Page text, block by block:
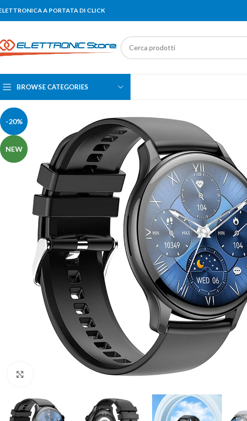
A PORTATA DI CLICK
BROWSE CATEGORIES
-20%
NEW